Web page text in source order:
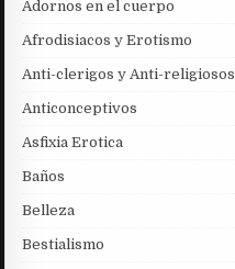
Adornos en el cuerpo
Afrodisiacos y Erotismo
Anti-clerigos y Anti-religiosos
Anticonceptivos
Asfixia Erotica
Baños
Belleza
Bestialismo